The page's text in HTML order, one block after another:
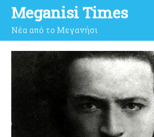
Meganisi Times
Νέα από το Μεγανήσι